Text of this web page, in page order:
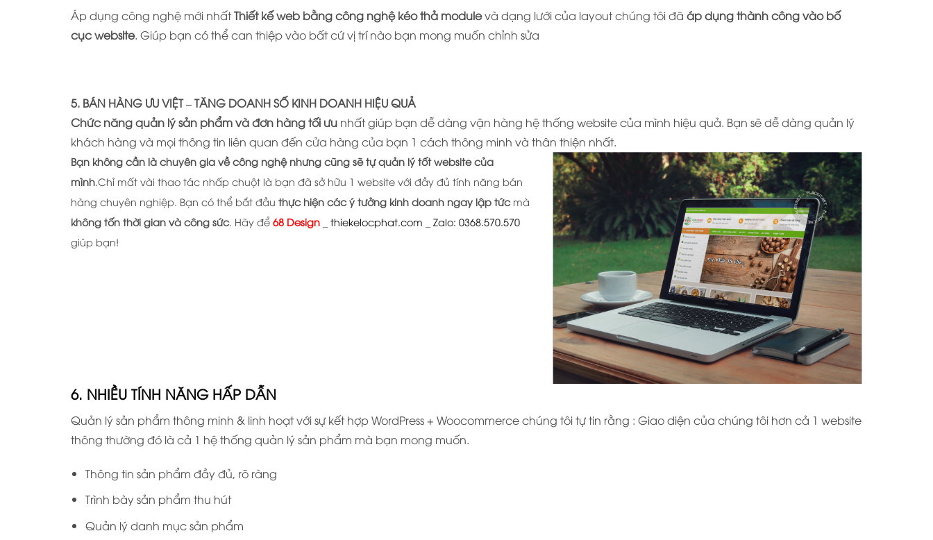
Áp dụng công nghệ mới nhấtThiết kế web bằng công nghệ kéo thả modulevà dạng lưới của layout chúng tôi đã áp dụng thành công vào bố
cục website. Giúp bạn có thể can thiệp vào bất cứ vị trí nào bạn mong muốn chỉnh sửa
5. BÁN HÀNG ƯU VIỆT – TĂNG DOANH SỐ KINH DOANH HIỆU QUẢ
Chức năng quản lý sản phẩm và đơn hàng tối ưu nhất giúp bạn dễ dàng vận hàng hệ thống website của mình hiệu quả. Bạn sẽ dễ dàng quản lý
khách hàng và mọi thông tin liên quan đến cửa hàng của bạn 1 cách thông minh và thân thiện nhất.
Bạn không cần là chuyên gia về công nghệ nhưng cũng sẽ tự quản lý tốt website của
mình.Chỉ mất vài thao tác nhấp chuột là bạn đã sở hữu 1 website với đầy đủ tính năng bán
hàng chuyên nghiệp. Bạn có thể bắt đầu thực hiện các ý tưởng kinh doanh ngay lập tứcmà
không tốn thời gian và công sức. Hãy để 68 Design thiekelocphat.com
Zalo: 0368.570.570
giúp bạn!
6. NHIỀU TÍNH NĂNG HẤP DẪN
Quản lý sản phẩm thông minh & linh hoạt với sự kết hợp WordPress + Woocommerce chúng tôi tự tin rằng : Giao diện của chúng tôi hơn cả 1 website
thông thường đó là cả 1 hệ thống quản lý sản phẩm mà bạn mong muốn.
Thông tin sản phẩm đầy đủ, rõ ràng
Trình bày sản phẩm thu hút
Quản lý danh mục sản phẩm